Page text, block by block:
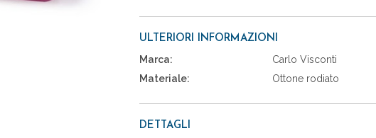
ULTERIORI INFORMAZIONI
Marca:
Carlo Visconti
Materiale:
Ottone rodiato
DETTAGLI